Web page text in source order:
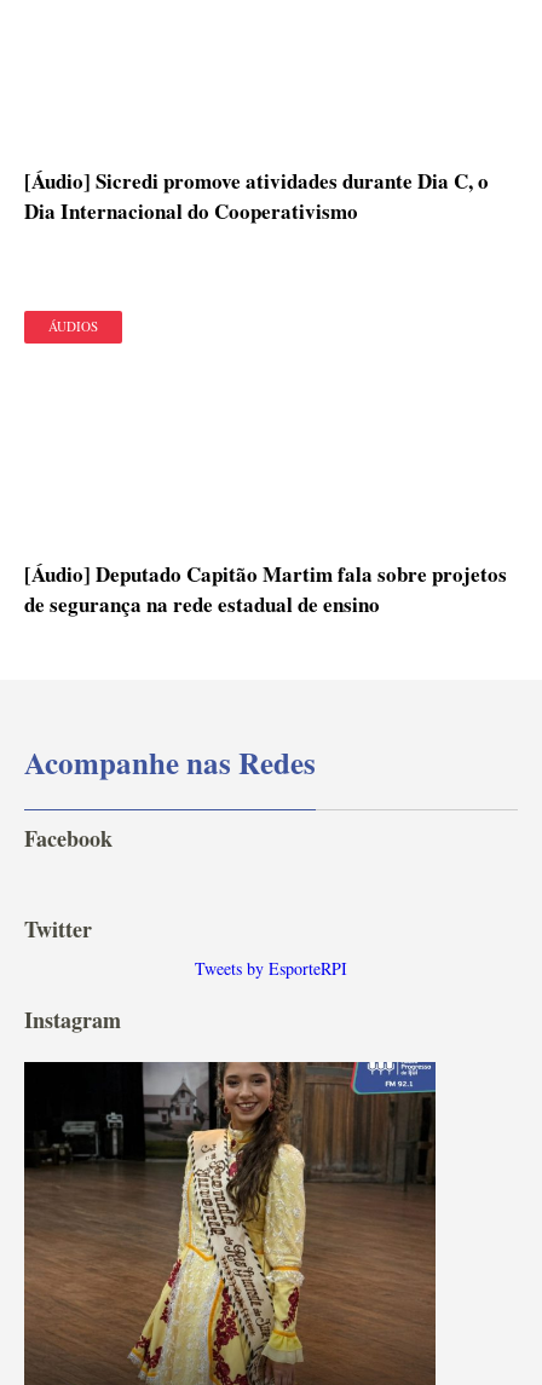
[Áudio] Sicredi promove atividades durante Dia C, o
Dia Internacional do Cooperativismo
ÁUDIOS
[Áudio] Deputado Capitão Martim fala sobre projetos
de segurança na rede estadual de ensino
Acompanhe nas Redes
Facebook
Twitter
Tweets by EsporteRPI
Instagram